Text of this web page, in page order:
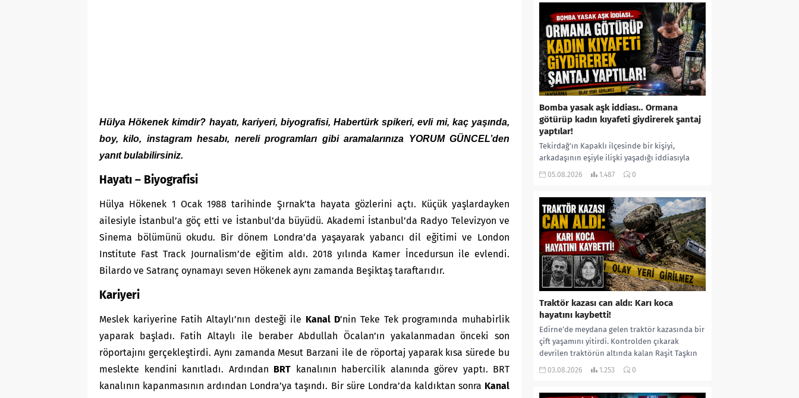
Hülya Hökenek kimdir? hayatı, kariyeri, biyografisi, Habertürk spikeri, evli mi, kaç yaşında,
boy, kilo, instagram hesabı, nereli programları gibi aramalarınıza YORUM GÜNCEL’den
yanıt bulabilirsiniz.
Hayatı – Biyografisi
Hülya Hökenek 1 Ocak 1988 tarihinde Şırnak’ta hayata gözlerini açtı. Küçük yaşlardayken
ailesiyle İstanbul’a göç etti ve İstanbul’da büyüdü. Akademi İstanbul’da Radyo Televizyon ve
Sinema bölümünü okudu. Bir dönem Londra’da yaşayarak yabancı dil eğitimi ve London
Institute Fast Track Journalism’de eğitim aldı. 2018 yılında Kamer İncedursun ile evlendi.
Bilardo ve Satranç oynamayı seven Hökenek aynı zamanda Beşiktaş taraftarıdır.
Kariyeri
Meslek kariyerine Fatih Altaylı’nın desteği ile Kanal D’nin Teke Tek programında muhabirlik
yaparak başladı. Fatih Altaylı ile beraber Abdullah Öcalan’ın yakalanmadan önceki son
röportajını gerçekleştirdi. Aynı zamanda Mesut Barzani ile de röportaj yaparak kısa sürede bu
meslekte kendini kanıtladı. Ardından BRT kanalının habercilik alanında görev yaptı. BRT
kanalının kapanmasının ardından Londra’ya taşındı. Bir süre Londra’da kaldıktan sonra Kanal
Bomba yasak aşk iddiası.. Ormana
götürüp kadın kıyafeti giydirerek şantaj
yaptılar!
Tekirdağ’ın Kapaklı ilçesinde bir kişiyi,
arkadaşının eşiyle ilişki yaşadığı iddiasıyla
ormanlık alana götürerek zorla kadın
05.08.2026 1.487 0
Traktör kazası can aldı: Karı koca
hayatını kaybetti!
Edirne’de meydana gelen traktör kazasında bir
çift yaşamını yitirdi. Kontrolden çıkarak
devrilen traktörün altında kalan Raşit Taşkın
ile eşi Fatma...
03.08.2026 1.253 0